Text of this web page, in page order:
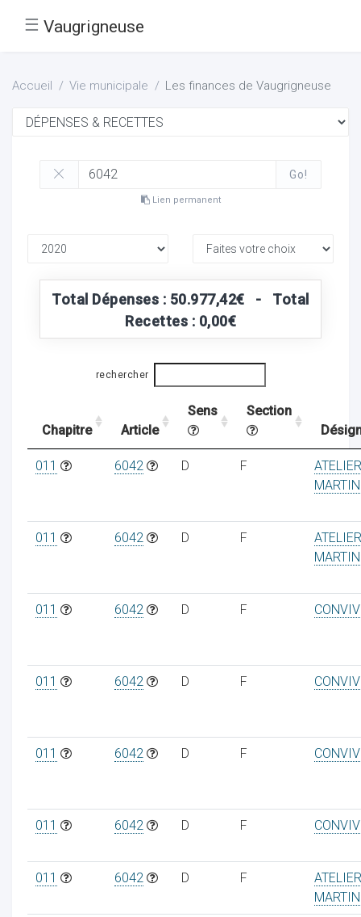
☰ Vaugrigneuse
Accueil Vie municipale Les finances de Vaugrigneuse
Go!
Lien permanent
Total Dépenses : 50.977,42€ - Total
Recettes : 0,00€
rechercher
Chapitre Article
Sens
Section
011 6042 D F
ATELIER
011 6042 D F
ATELIER
011 6042 D F
011 6042 D F
011 6042 D F
011 6042 D F
011 6042 D F
ATELIER